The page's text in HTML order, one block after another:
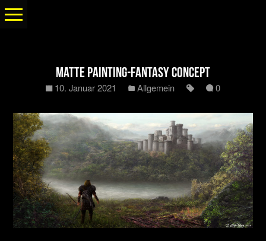
Matte Painting-Fantasy Concept
10. Januar 2021 Allgemein 0